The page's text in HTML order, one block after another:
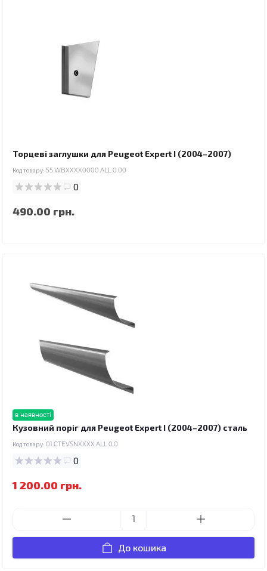
Торцеві заглушки для Peugeot Expert I (2004–2007)
Код товару: 55.WBXXXX0000.ALL.0.00
0
490.00 грн.
в наявності
Кузовний поріг для Peugeot Expert I (2004–2007) сталь
Код товару: 01.CTEVSNXXXX.ALL.0.0
0
1 200.00 грн.
До кошика